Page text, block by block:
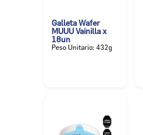
Galleta Wafer
MUUU Vainilla x
18un
Peso Unitario: 432g